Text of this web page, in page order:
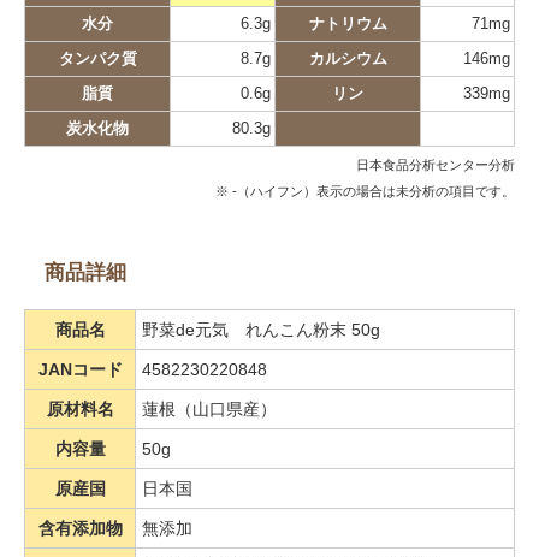
水分 6.3g ナトリウム 71mg
タンパク質 8.7g カルシウム 146mg
脂質 0.6g リン 339mg
炭水化物 80.3g
日本食品分析センター分析
※ -（ハイフン）表示の場合は未分析の項目です。
商品詳細
商品名 野菜de元気 れんこん粉末 50g
JANコード 4582230220848
原材料名 蓮根（山口県産）
内容量 50g
原産国 日本国
含有添加物 無添加